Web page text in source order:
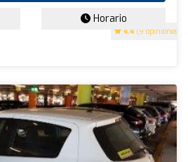
4.4 (9 opiniones)
Horario